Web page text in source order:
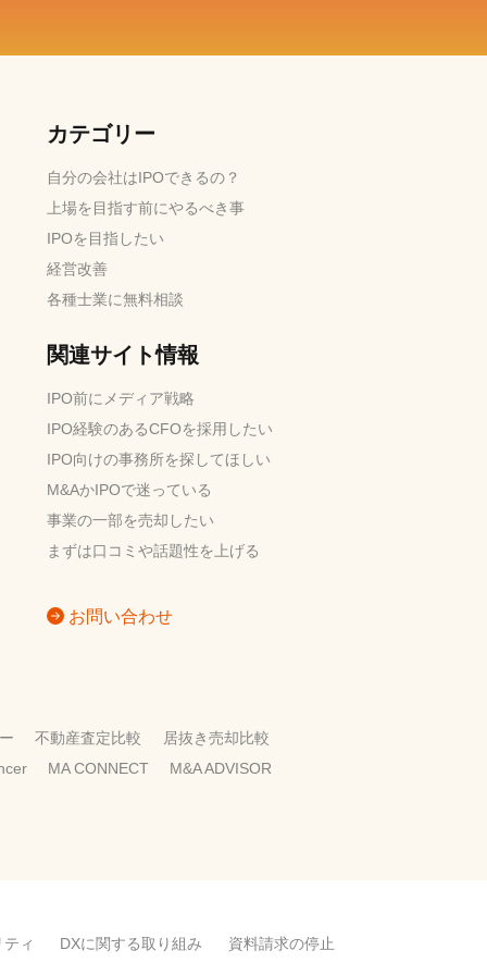
カテゴリー
自分の会社はIPOできるの？
上場を目指す前にやるべき事
IPOを目指したい
経営改善
各種士業に無料相談
関連サイト情報
IPO前にメディア戦略
IPO経験のあるCFOを採用したい
IPO向けの事務所を探してほしい
M&AかIPOで迷っている
事業の一部を売却したい
まずは口コミや話題性を上げる
お問い合わせ
不動産査定比較
居抜き売却比較
MA CONNECT M&A ADVISOR
ィ DXに関する取り組み 資料請求の停止